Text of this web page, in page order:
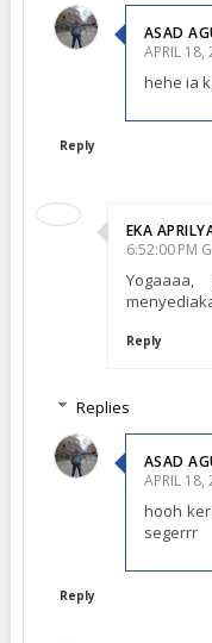
ASAD
APRIL 18,
hehe ia
Reply
EKA
6:52:00 PM
Reply
Replies
ASAD
APRIL 18,
hooh
segerrr
Reply